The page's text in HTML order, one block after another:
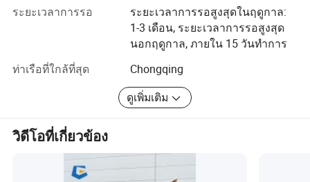
ในช่วงต้นของบริษัทบริษัทได้จัดตั้งความร่วมมือระหว่าง
โรงเรียนกับมหาวิทยาลัยเสฉวนสาขาวิทยาศาสตร์และ
วิศวกรรมและได้ร่วมมือกันเพื่อนำมืออาชีพของวิทยาลัยมา
ทางโภชนาการทางศิลปะที่เข้มแข็งและภูมิหลังทาง
วัฒนธรรมที่ลึกซึ้งมาใช้กับ Academy of Fine Arts และ
วิทยาลัยและมหาวิทยาลัยต่างๆและใช้บริการระดับมืออาชีพ
ทันเวลาและเอาใจใส่เพื่อสร้างสรรค์งานศิลปะที่มีความหมาย
ทางวัฒนธรรมสำหรับลูกค้า
ระยะเวลาการรอ
ระยะเวลาการรอสูงสุดในฤดูกาล:
1-3 เดือน, ระยะเวลาการรอสูงสุด
นอกฤดูกาล, ภายใน 15 วันทำการ
ท่าเรือที่ใกล้ที่สุด
Chongqing
ดูเพิ่มเติม
วิดีโอที่เกี่ยวข้อง